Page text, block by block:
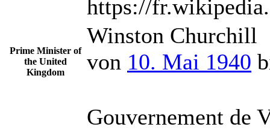
https://
Prime Minister of
the United
Kingdom
Winston Churchill
von 10. Mai 1940
Gouvernement de